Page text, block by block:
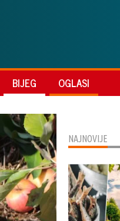
BIJEG OGLASI
NAJNOVIJE